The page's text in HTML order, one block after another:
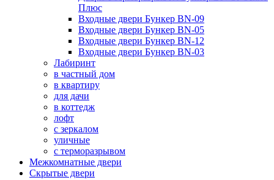
Плюс
Входные двери Бункер BN-09
Входные двери Бункер BN-05
Входные двери Бункер BN-12
Входные двери Бункер BN-03
Лабиринт
в частный дом
в квартиру
для дачи
в коттедж
лофт
с зеркалом
уличные
с терморазрывом
Межкомнатные двери
Скрытые двери